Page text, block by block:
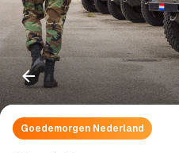
Goedemorgen Nederland